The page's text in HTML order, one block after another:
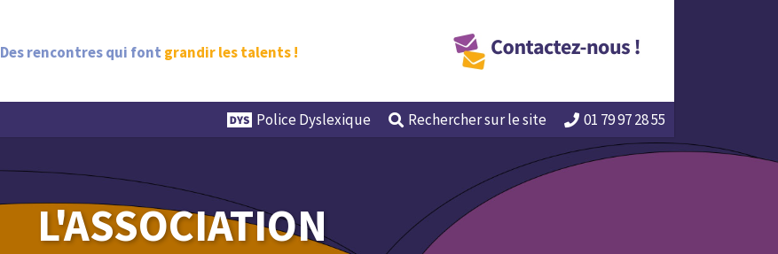
Des rencontres qui font grandir les talents !
Police Dyslexique Recherchersur le site 01 79 97 28 55
L'ASSOCIATION